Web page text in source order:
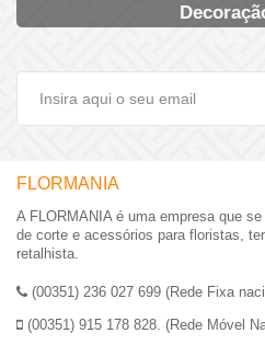
FLORMANIA
A FLORMANIA é uma empresa que
de corte e acessórios para floristas,
retalhista.
(00351) 236 027 699 (Rede Fixa
(00351) 915 178 828. (Rede Móvel